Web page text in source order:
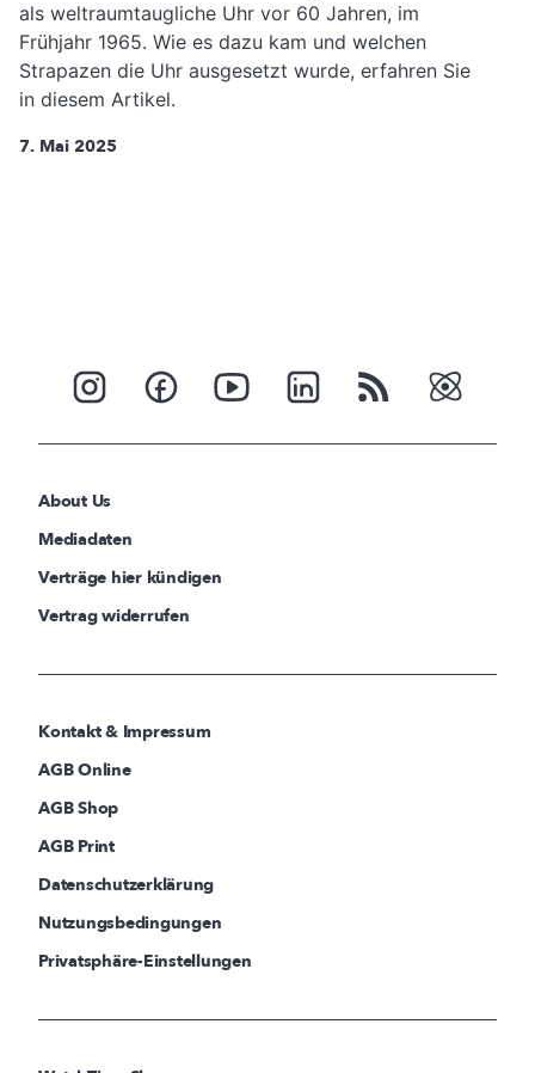
als weltraumtaugliche Uhr vor 60 Jahren, im
Frühjahr 1965. Wie es dazu kam und welchen
Strapazen die Uhr ausgesetzt wurde, erfahren Sie
in diesem Artikel.
7. Mai 2025
About Us
Mediadaten
Verträge hier kündigen
Vertrag widerrufen
Kontakt & Impressum
AGB Online
AGB Shop
AGB Print
Datenschutzerklärung
Nutzungsbedingungen
Privatsphäre-Einstellungen